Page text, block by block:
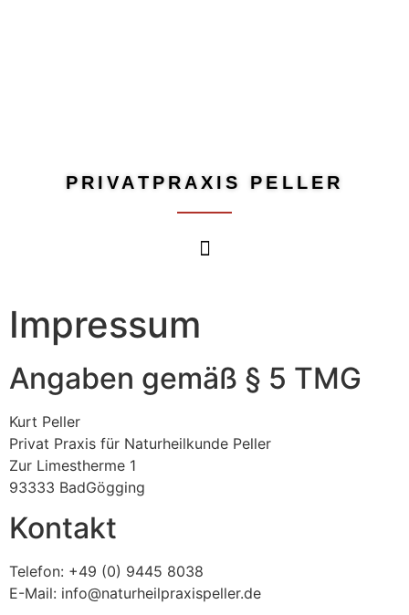
PRIVATPRAXIS PELLER
Impressum
Angaben gemäß § 5 TMG
Kurt Peller
Privat Praxis für Naturheilkunde Peller
Zur Limestherme 1
93333 BadGögging
Kontakt
Telefon: +49 (0) 9445 8038
E-Mail: info@naturheilpraxispeller.de